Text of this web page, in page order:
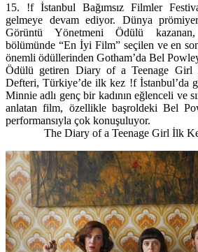
15. !f İstanbul Bağımsız Filmler
gelmeye devam ediyor. Dünya
Görüntü Yönetmeni Ödülü
bölümünde “En İyi Film” seçilen ve en
önemli ödüllerinden Gotham’da Bel
Ödülü getiren Diary of a Teenage Girl
Defteri,Türkiye’de ilk kez !f İstanbul’da
Minnie adlı genç bir kadının eğlenceli ve
anlatan film, özellikle başroldekiBel
performansıyla çok konuşuluyor.
The Diary of a Teenage Girl İlk